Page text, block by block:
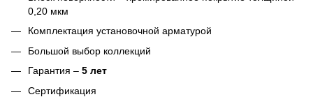
0,20 мкм
Комплектация установочной арматурой
Большой выбор коллекций
Гарантия – 5 лет
Сертификация